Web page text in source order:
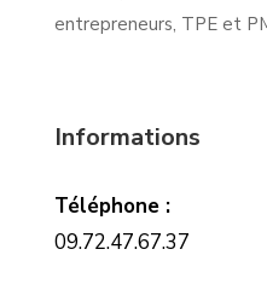
entrepreneurs, TPE et
Informations
Téléphone :
09.72.47.67.37